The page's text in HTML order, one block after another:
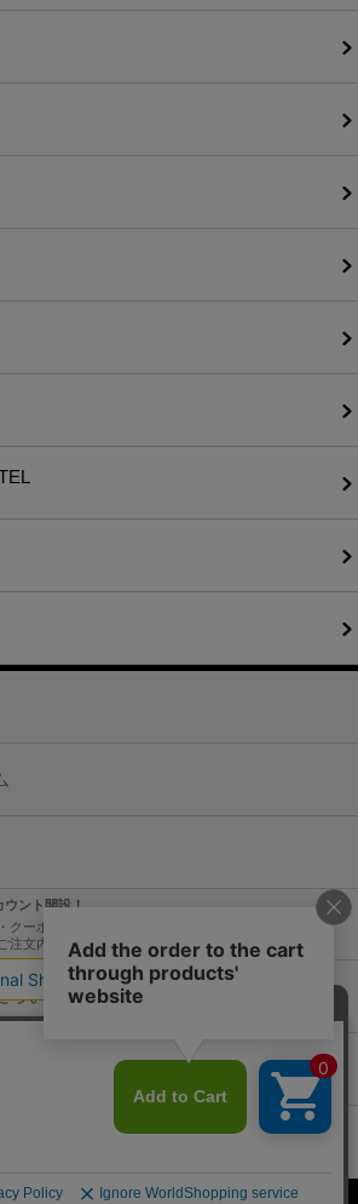
ント開設！
クーポン情報などを配信！
注文内容をLINEでも確認可能！
いて
示